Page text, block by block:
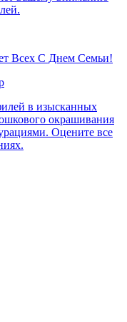
Всех С Днем Семьи!
в изысканных
окрашивания
Оцените все